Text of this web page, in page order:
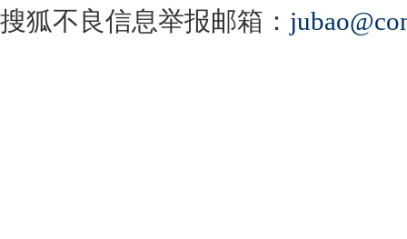
搜狐不良信息举报邮箱：